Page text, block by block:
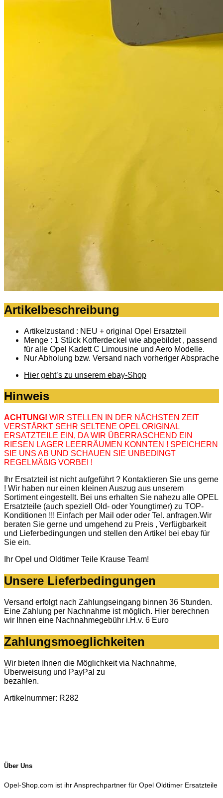
Artikelbeschreibung
Artikelzustand : NEU + original Opel Ersatzteil
Menge : 1 Stück Kofferdeckel wie abgebildet , passend
für alle Opel Kadett C Limousine und Aero Modelle.
Nur Abholung bzw. Versand nach vorheriger Absprache
Hier geht’s zu unserem ebay-Shop
Hinweis
ACHTUNG! WIR STELLEN IN DER NÄCHSTEN ZEIT
VERSTÄRKT SEHR SELTENE OPEL ORIGINAL
ERSATZTEILE EIN, DA WIR ÜBERRASCHEND EIN
RIESEN LAGER LEERRÄUMEN KONNTEN ! SPEICHERN
SIE UNS AB UND SCHAUEN SIE UNBEDINGT
REGELMÄßIG VORBEI !
Ihr Ersatzteil ist nicht aufgeführt ? Kontaktieren Sie uns gerne
! Wir haben nur einen kleinen Auszug aus unserem
Sortiment eingestellt. Bei uns erhalten Sie nahezu alle OPEL
Ersatzteile (auch speziell Old- oder Youngtimer) zu TOP-
Konditionen !!! Einfach per Mail oder oder Tel. anfragen.Wir
beraten Sie gerne und umgehend zu Preis , Verfügbarkeit
und Lieferbedingungen und stellen den Artikel bei ebay für
Sie ein.
Ihr Opel und Oldtimer Teile Krause Team!
Unsere Lieferbedingungen
Versand erfolgt nach Zahlungseingang binnen 36 Stunden.
Eine Zahlung per Nachnahme ist möglich. Hier berechnen
wir Ihnen eine Nachnahmegebühr i.H.v. 6 Euro
Zahlungsmoeglichkeiten
Wir bieten Ihnen die Möglichkeit via Nachnahme,
Überweisung und PayPal zu
bezahlen.
Artikelnummer: R282
Über Uns
Opel-Shop.com ist ihr Ansprechpartner für Opel Oldtimer Ersatzteile